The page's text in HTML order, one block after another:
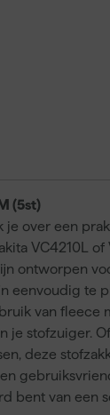
(5st)
je over een
VC4210L of
ontworpen
eenvoudig te
van fleece
je stofzuiger.
deze
bent van een